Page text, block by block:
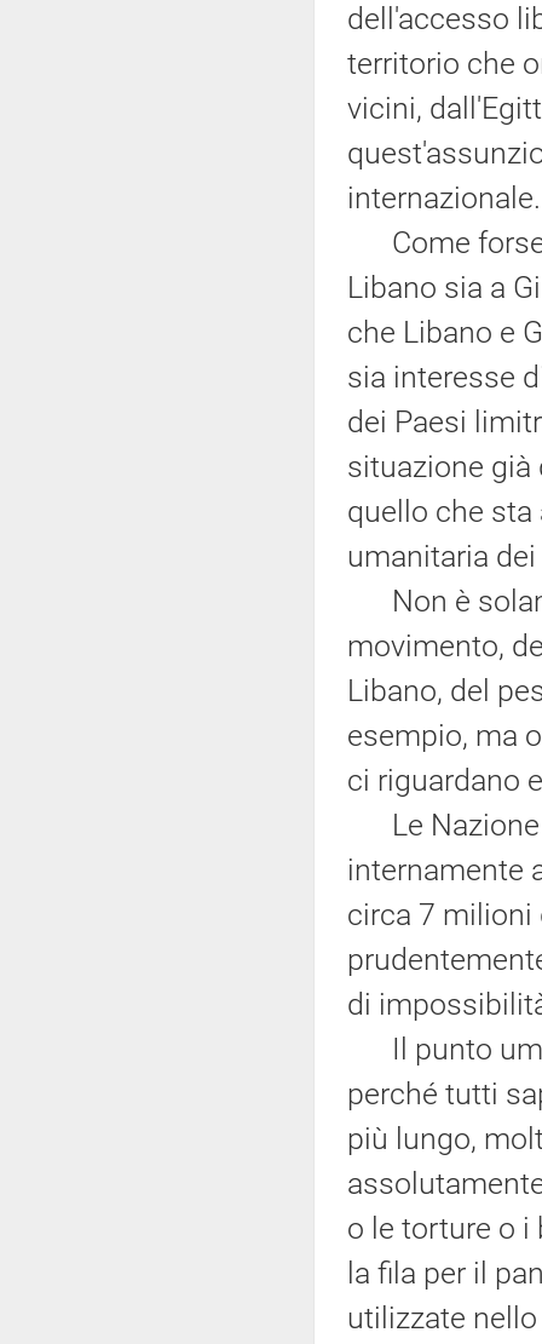
dell'accesso
territorio che
vicini,
internazionale.
Come forse
Libano sia a
che Libano e
sia interesse
dei Paesi
situazione già
quello che sta
umanitaria
Non è
movimento,
Libano, del
esempio, ma
ci riguardano
Le Nazione
internamente
circa 7 milioni
di
Il punto
perché tutti
più lungo,
o le torture o i
la fila per il
utilizzate